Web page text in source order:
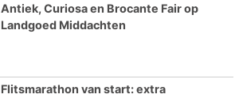
Antiek, Curiosa en Brocante Fair op
Landgoed Middachten
Flitsmarathon van start: extra